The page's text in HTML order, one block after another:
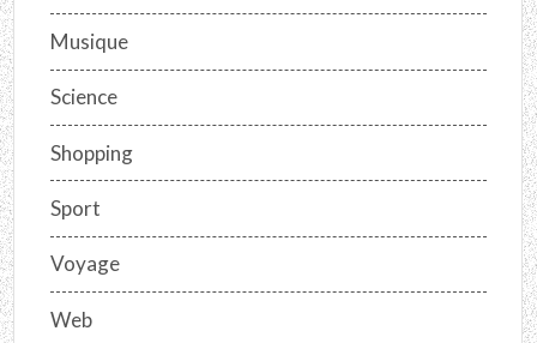
Musique
Science
Shopping
Sport
Voyage
Web